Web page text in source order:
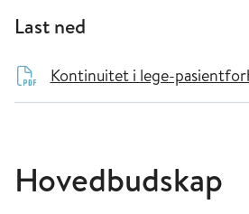
Last ned
Kontinuitet i lege-
Hovedbudskap